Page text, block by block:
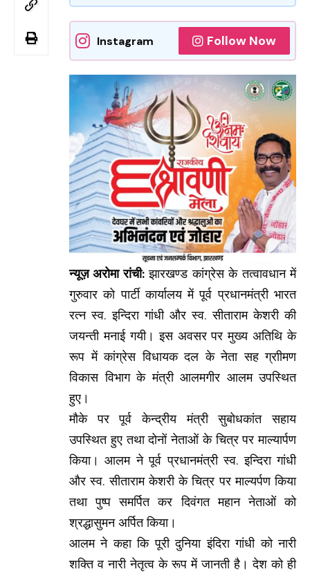
Instagram Follow Now
न्यूज़ अरोमा रांची:झारखण्ड कांग्रेस के तत्वावधान में
गुरुवार को पार्टी कार्यालय में पूर्व प्रधानमंत्री भारत
रत्न स्व. इन्दिरा गांधी और स्व. सीताराम केशरी की
जयन्ती मनाई गयी। इस अवसर पर मुख्य अतिथि के
रूप में कांग्रेस विधायक दल के नेता सह ग्राीमण
विकास विभाग के मंत्री आलमगीर आलम उपस्थित
हुए।
मौके पर पूर्व केन्द्रीय मंत्री सुबोधकांत सहाय
उपस्थित हुए तथा दोनों नेताओं के चित्र पर माल्यार्पण
किया। आलम ने पूर्व प्रधानमंत्री स्व. इन्दिरा गांधी
और स्व. सीताराम केशरी के चित्र पर माल्यर्पण किया
तथा पुष्प समर्पित कर दिवंगत महान नेताओं को
श्रद्धासुमन अर्पित किया।
आलम ने कहा कि पूरी दुनिया इंदिरा गांधी को नारी
शक्ति व नारी नेतृत्व के रूप में जानती है। देश को ही